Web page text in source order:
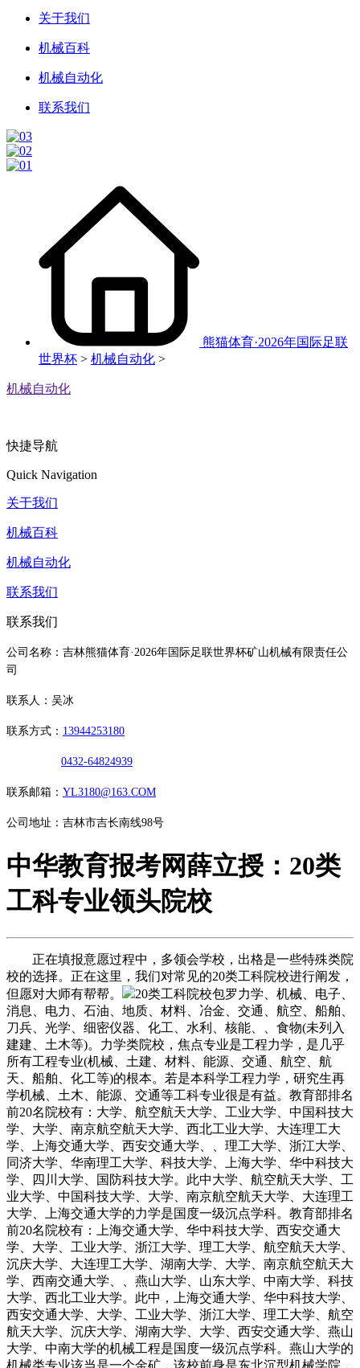
关于我们
机械百科
机械自动化
联系我们
熊猫体育·2026年国际足联
世界杯 > 机械自动化 >
机械自动化
快捷导航
Quick Navigation
关于我们
机械百科
机械自动化
联系我们
联系我们
公司名称：吉林熊猫体育·2026年国际足联世界杯矿山机械有限责任公
司
联系人：吴冰
联系方式： 13944253180
0432-64824939
联系邮箱： YL3180@163.COM
公司地址：吉林市吉长南线98号
中华教育报考网薛立授：20类
工科专业领头院校
正在填报意愿过程中，多领会学校，出格是一些特殊类院
校的选择。正在这里，我们对常见的20类工科院校进行阐发，
但愿对大师有帮帮。
20类工科院校包罗力学、机械、电子、
消息、电力、石油、地质、材料、冶金、交通、航空、船舶、
刀兵、光学、细密仪器、化工、水利、核能、、食物(未列入
建建、土木等)。力学类院校，焦点专业是工程力学，是几乎
所有工程专业(机械、土建、材料、能源、交通、航空、航
天、船舶、化工等)的根本。若是本科学工程力学，研究生再
学机械、土木、能源、交通等工科专业很是有益。教育部排名
前20名院校有：大学、航空航天大学、工业大学、中国科技大
学、大学、南京航空航天大学、西北工业大学、大连理工大
学、上海交通大学、西安交通大学、、理工大学、浙江大学、
同济大学、华南理工大学、科技大学、上海大学、华中科技大
学、四川大学、国防科技大学。此中大学、航空航天大学、工
业大学、中国科技大学、大学、南京航空航天大学、大连理工
大学、上海交通大学的力学是国度一级沉点学科。教育部排名
前20名院校有：上海交通大学、华中科技大学、西安交通大
学、大学、工业大学、浙江大学、理工大学、航空航天大学、
沉庆大学、大连理工大学、湖南大学、大学、南京航空航天大
学、西南交通大学、、燕山大学、山东大学、中南大学、科技
大学、西北工业大学。此中，上海交通大学、华中科技大学、
西安交通大学、大学、工业大学、浙江大学、理工大学、航空
航天大学、沉庆大学、湖南大学、大学、西安交通大学、燕山
大学、中南大学的机械工程是国度一级沉点学科。燕山大学的
机械类专业该当是一个金矿，该校前身是东北沉型机械学院，